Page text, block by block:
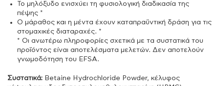
Το μηλόξυδο ενισχύει τη φυσιολογική διαδικασία της
πέψης *
Ο μάραθος και η μέντα έχουν καταπραϋντική δράση για τις
στομαχικές διαταραχές. *
* Οι ανωτέρω πληροφορίες σχετικά με τα συστατικά του
προϊόντος είναι αποτελέσματα μελετών. Δεν αποτελούν
γνωμοδότηση του EFSA.
Συστατικά: Betaine Hydrochloride Powder, κέλυφος